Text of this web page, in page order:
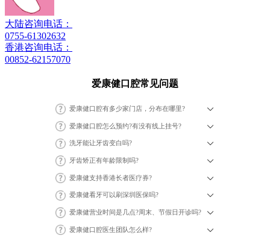
大陆咨询电话：
0755-61302632
香港咨询电话：
00852-62157070
爱康健口腔常见问题
爱康健口腔有多少家门店，分布在哪里?
爱康健口腔怎么预约?有没有线上挂号?
洗牙能让牙齿变白吗?
牙齿矫正有年龄限制吗?
爱康健支持香港长者医疗券?
爱康健看牙可以刷深圳医保吗?
爱康健营业时间是几点?周末、节假日开诊吗?
爱康健口腔医生团队怎么样?